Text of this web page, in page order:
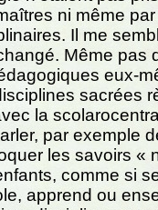
ni même
Il me
Même pas
eux-
sacrées
la
par exemple
les savoirs «
comme si
apprend ou